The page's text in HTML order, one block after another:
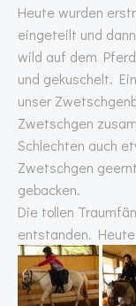
Heute wurden
eingeteilt und
wild auf dem
und gekuschelt.
unser
Zwetschgen
Schlechten auch
Zwetschgen
gebacken.
Die tollen
entstanden.